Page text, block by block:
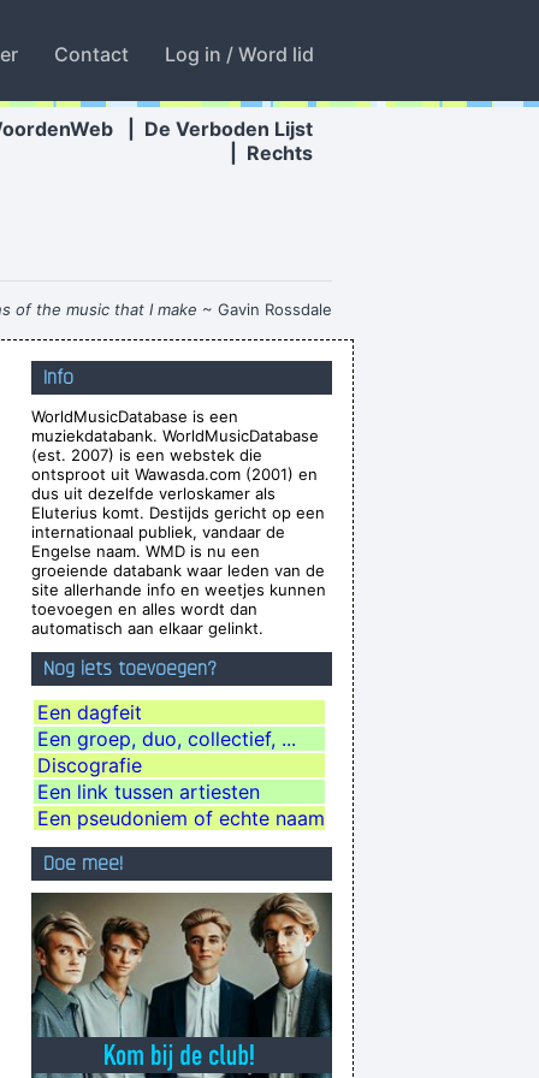
Contact Log in / Word lid
De Verboden Lijst
Rechts
of the music that I make ~ Gavin Rossdale
We are bigger than Jesus~ John Lennon
of the world anyway
Along With With Your Self Esteem
to make at least 4 amazing records
she says it´s love; when I say it´s
she says it´s tap dancing.~ Kristin Hersh
during a live performance of "Christian"...
I appreciate it so much.~ Steven Tyler
there, play what's not there.
happened, and vice versa.~ Frank Zappa
horn. They teach you there's a boundary
no boundary line to art.~ Charlie Parker
good, you get critisized...~ Rob Pilatus
just about a beat apart.~ Waylon Jennings
gotta go home now~ Noel Gallagher
years that would be fantastic~ Ringo Starr
Info
WorldMusicDatabase is een
muziekdatabank. WorldMusicDatabase
(est. 2007) is een webstek die
ontsproot uit Wawasda.com (2001) en
dus uit dezelfde verloskamer als
Eluterius komt. Destijds gericht op een
internationaal publiek, vandaar de
Engelse naam. WMD is nu een
groeiende databank waar leden van de
site allerhande info en weetjes kunnen
toevoegen en alles wordt dan
automatisch aan elkaar gelinkt.
Nog iets toevoegen?
Een dagfeit
Een groep, duo, collectief, ...
Discografie
Een link tussen artiesten
Een pseudoniem of echte naam
Doe mee!